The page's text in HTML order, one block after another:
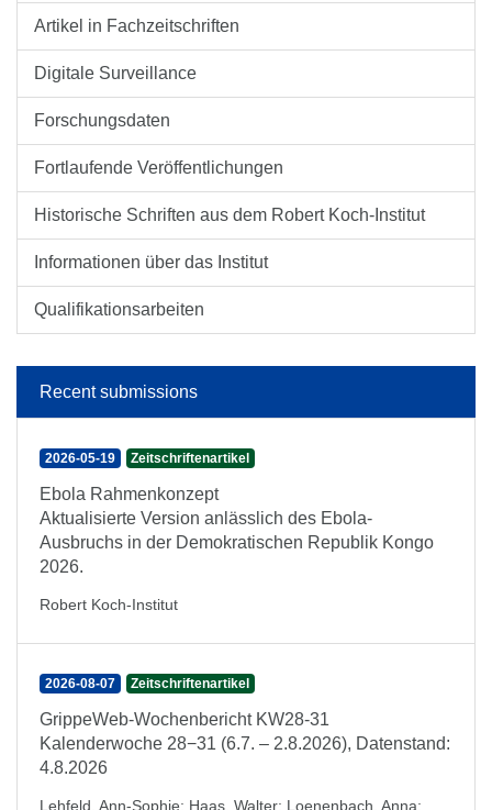
Artikel in Fachzeitschriften
Digitale Surveillance
Forschungsdaten
Fortlaufende Veröffentlichungen
Historische Schriften aus dem Robert Koch-Institut
Informationen über das Institut
Qualifikationsarbeiten
Recent submissions
2026-05-19 Zeitschriftenartikel
Ebola Rahmenkonzept
Aktualisierte Version anlässlich des Ebola-
Ausbruchs in der Demokratischen Republik Kongo
2026.
Robert Koch-Institut
2026-08-07 Zeitschriftenartikel
GrippeWeb-Wochenbericht KW28-31
Kalenderwoche 28−31 (6.7. – 2.8.2026), Datenstand:
4.8.2026
Lehfeld, Ann-Sophie; Haas, Walter; Loenenbach, Anna;